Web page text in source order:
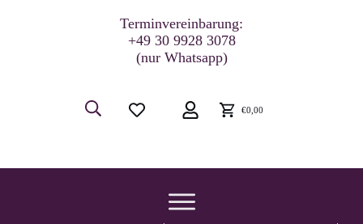
Terminvereinbarung:
+49 30 9928 3078
(nur Whatsapp)
€0,00